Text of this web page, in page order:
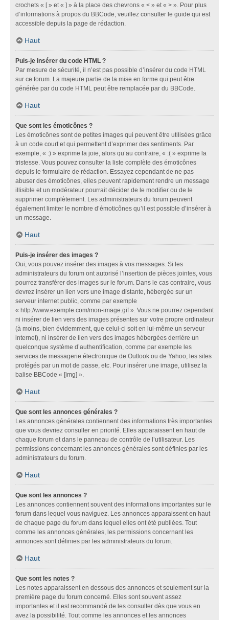
crochets « [ » et « ] » à la place des chevrons « < » et « > ». Pour plus
d’informations à propos du BBCode, veuillez consulter le guide qui est
accessible depuis la page de rédaction.
Haut
Puis-je insérer du code HTML ?
Par mesure de sécurité, il n’est pas possible d’insérer du code HTML
sur ce forum. La majeure partie de la mise en forme qui peut être
générée par du code HTML peut être remplacée par du BBCode.
Haut
Que sont les émoticônes ?
Les émoticônes sont de petites images qui peuvent être utilisées grâce
à un code court et qui permettent d’exprimer des sentiments. Par
exemple, « :) » exprime la joie, alors qu’au contraire, « :( » exprime la
tristesse. Vous pouvez consulter la liste complète des émoticônes
depuis le formulaire de rédaction. Essayez cependant de ne pas
abuser des émoticônes, elles peuvent rapidement rendre un message
illisible et un modérateur pourrait décider de le modifier ou de le
supprimer complètement. Les administrateurs du forum peuvent
également limiter le nombre d’émoticônes qu’il est possible d’insérer à
un message.
Haut
Puis-je insérer des images ?
Oui, vous pouvez insérer des images à vos messages. Si les
administrateurs du forum ont autorisé l’insertion de pièces jointes, vous
pourrez transférer des images sur le forum. Dans le cas contraire, vous
devrez insérer un lien vers une image distante, hébergée sur un
serveur internet public, comme par exemple
« http://www.exemple.com/mon-image.gif ». Vous ne pourrez cependant
ni insérer de lien vers des images présentes sur votre propre ordinateur
(à moins, bien évidemment, que celui-ci soit en lui-même un serveur
internet), ni insérer de lien vers des images hébergées derrière un
quelconque système d’authentification, comme par exemple les
services de messagerie électronique de Outlook ou de Yahoo, les sites
protégés par un mot de passe, etc. Pour insérer une image, utilisez la
balise BBCode « [img] ».
Haut
Que sont les annonces générales ?
Les annonces générales contiennent des informations très importantes
que vous devriez consulter en priorité. Elles apparaissent en haut de
chaque forum et dans le panneau de contrôle de l’utilisateur. Les
permissions concernant les annonces générales sont définies par les
administrateurs du forum.
Haut
Que sont les annonces ?
Les annonces contiennent souvent des informations importantes sur le
forum dans lequel vous naviguez. Les annonces apparaissent en haut
de chaque page du forum dans lequel elles ont été publiées. Tout
comme les annonces générales, les permissions concernant les
annonces sont définies par les administrateurs du forum.
Haut
Que sont les notes ?
Les notes apparaissent en dessous des annonces et seulement sur la
première page du forum concerné. Elles sont souvent assez
importantes et il est recommandé de les consulter dès que vous en
avez la possibilité. Tout comme les annonces et les annonces